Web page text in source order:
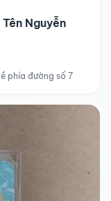
Nguyễn
phía đường số 7